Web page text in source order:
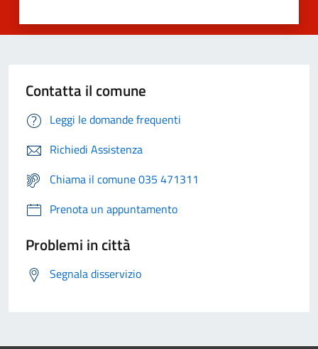
Contatta il comune
Leggi le domande frequenti
Richiedi Assistenza
Chiama il comune 035 471311
Prenota un appuntamento
Problemi in città
Segnala disservizio